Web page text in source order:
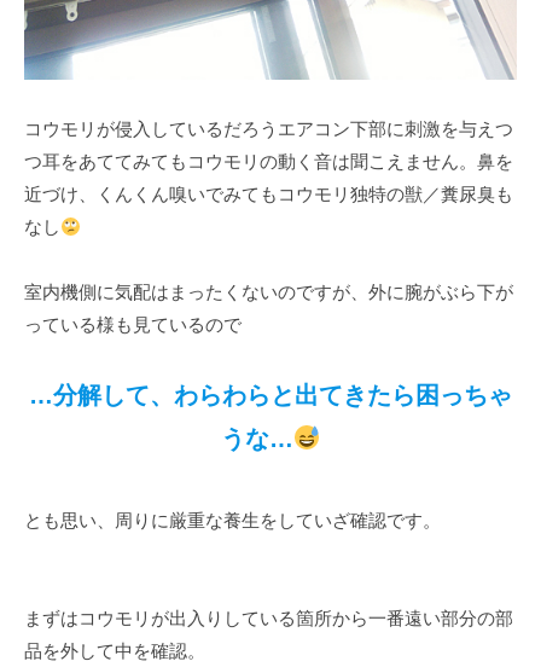
コウモリが侵入しているだろうエアコン下部に刺激を与えつ
つ耳をあててみてもコウモリの動く音は聞こえません。鼻を
近づけ、くんくん嗅いでみてもコウモリ独特の獣／糞尿臭も
なし
室内機側に気配はまったくないのですが、外に腕がぶら下が
っている様も見ているので
…分解して、わらわらと出てきたら困っちゃ
うな…
とも思い、周りに厳重な養生をしていざ確認です。
まずはコウモリが出入りしている箇所から一番遠い部分の部
品を外して中を確認。